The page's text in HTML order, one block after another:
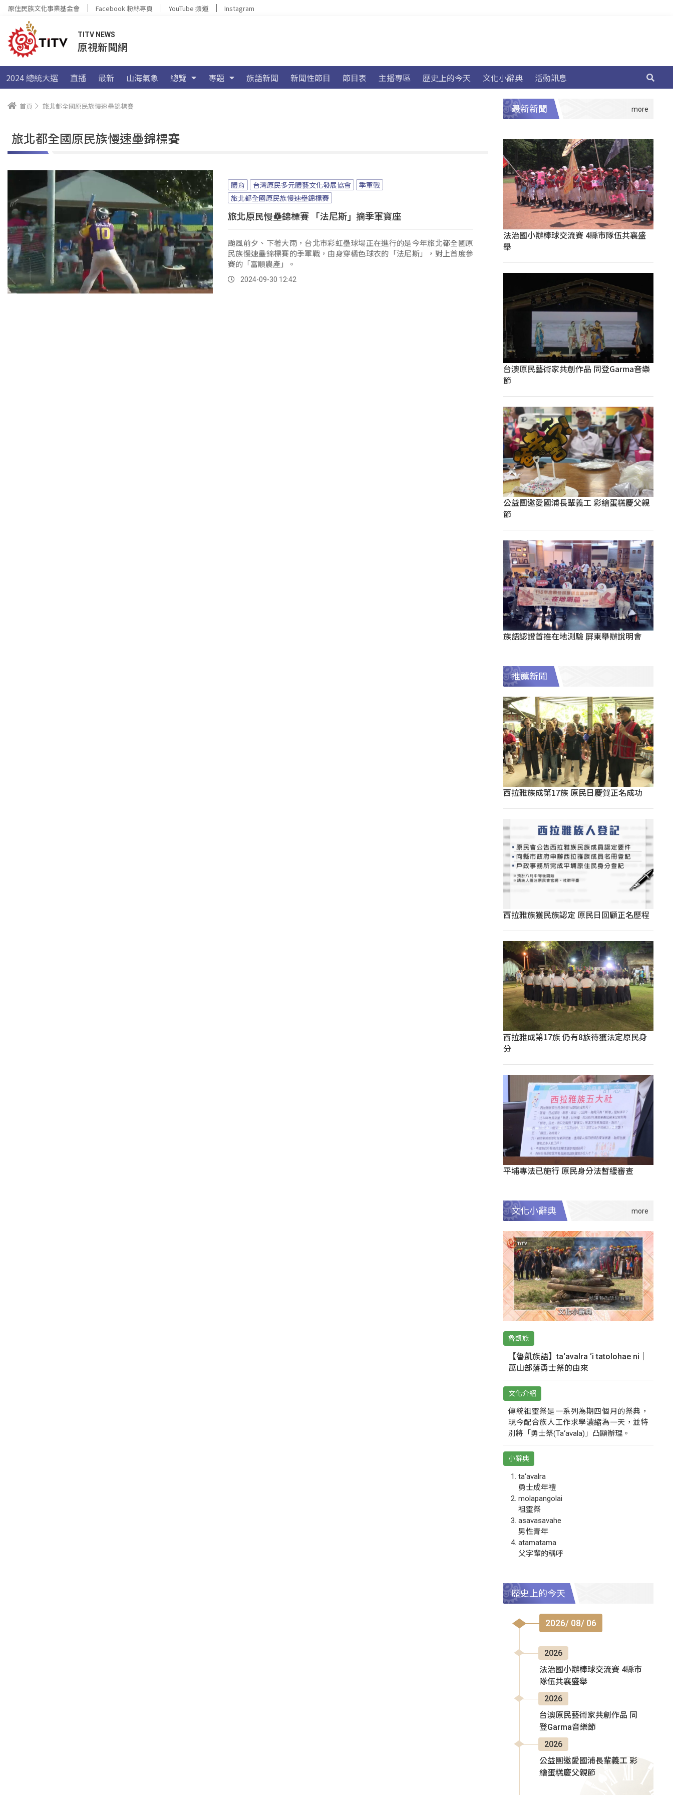
原住民族文化事業基金會 Facebook 粉絲專頁 YouTube 頻道 Instagram
TITV NEWS
原視新聞網
2024 總統大選 直播 最新 山海氣象 總覽 專題 族語新聞 新聞性節目 節目表 主播專區 歷史上的今天 文化小辭典 活動訊息
首頁 旅北都全國原民族慢速壘錦標賽
旅北都全國原民族慢速壘錦標賽
體育 台灣原民多元體藝文化發展協會
季軍戰
旅北都全國原民族慢速壘錦標賽
旅北原民慢壘錦標賽 「法尼斯」摘季軍寶座
颱風前夕、下著大雨，台北市彩虹壘球場正在進行的是今年旅北都全國原
民族慢速壘錦標賽的季軍戰，由身穿橘色球衣的「法尼斯」，對上首度參
賽的「富順農產」。
2024-09-30 12:42
最新新聞
法治國小辦棒球交流賽 4縣市隊伍共襄盛
舉
台澳原民藝術家共創作品 同登Garma音樂
節
公益團邀愛國浦長輩義工 彩繪蛋糕慶父親
節
族語認證首推在地測驗 屏東舉辦說明會
推薦新聞
西拉雅族成第17族 原民日慶賀正名成功
西拉雅族獲民族認定 原民日回顧正名歷程
西拉雅成第17族 仍有8族待獲法定原民身
分
平埔專法已施行 原民身分法暫緩審查
文化小辭典
魯凱族
【魯凱族語】ta‘avalra ‘i tatolohae ni｜
萬山部落勇士祭的由來
文化介紹
傳統祖靈祭是一系列為期四個月的祭典，
現今配合族人工作求學濃縮為一天，並特
別將「勇士祭(Ta‘avala)」凸顯辦理。
小辭典
ta‘avalra
勇士成年禮
molapangolai
祖靈祭
asavasavahe
男性青年
atamatama
父字輩的稱呼
歷史上的今天
2026/ 08/ 06
2026
法治國小辦棒球交流賽 4縣市
隊伍共襄盛舉
2026
台澳原民藝術家共創作品 同
登Garma音樂節
2026
公益團邀愛國浦長輩義工 彩
繪蛋糕慶父親節